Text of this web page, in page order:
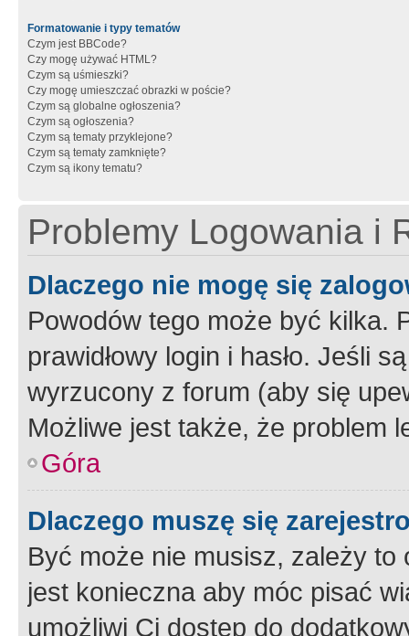
Formatowanie i typy tematów
Czym jest BBCode?
Czy mogę używać HTML?
Czym są uśmieszki?
Czy mogę umieszczać obrazki w poście?
Czym są globalne ogłoszenia?
Czym są ogłoszenia?
Czym są tematy przyklejone?
Czym są tematy zamknięte?
Czym są ikony tematu?
Problemy Logowania i
Dlaczego nie mogę się
Powodów tego może być kilka.
prawidłowy login i hasło. Jeśli
wyrzucony z forum (aby się
Możliwe jest także, że problem
Góra
Dlaczego muszę się
Być może nie musisz, zależy
jest konieczna aby móc pisać
umożliwi Ci dostęp do